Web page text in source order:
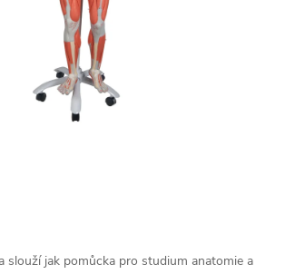
slouží jak pomůcka pro studium anatomie a